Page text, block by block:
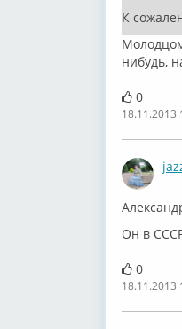
К
нибудь,
0
18.11.2013
Он в
0
18.11.2013